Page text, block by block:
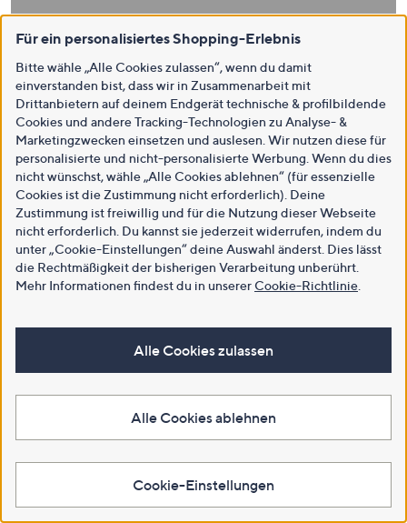
Für ein personalisiertes Shopping-Erlebnis
Bitte wähle „Alle Cookies zulassen“, wenn du damit
einverstanden bist, dass wir in Zusammenarbeit mit
Drittanbietern auf deinem Endgerät technische & profilbildende
Cookies und andere Tracking-Technologien zu Analyse- &
Marketingzwecken einsetzen und auslesen. Wir nutzen diese für
personalisierte und nicht-personalisierte Werbung. Wenn du dies
nicht wünschst, wähle „Alle Cookies ablehnen“ (für essenzielle
Cookies ist die Zustimmung nicht erforderlich). Deine
Zustimmung ist freiwillig und für die Nutzung dieser Webseite
nicht erforderlich. Du kannst sie jederzeit widerrufen, indem du
unter „Cookie-Einstellungen“ deine Auswahl änderst. Dies lässt
die Rechtmäßigkeit der bisherigen Verarbeitung unberührt.
Mehr Informationen findest du in unsererCookie-Richtlinie
Alle Cookies zulassen
Alle Cookies ablehnen
Cookie-Einstellungen